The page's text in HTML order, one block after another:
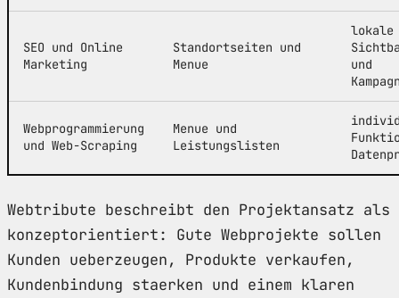
SEO und Online
Marketing
Standortseiten und
Menue
lokale
und
Webprogrammierung
und Web-Scraping
Menue und
Leistungslisten
Webtribute beschreibt den Projektansatz als
konzeptorientiert: Gute Webprojekte sollen
Kunden ueberzeugen, Produkte verkaufen,
Kundenbindung staerken und einem klaren